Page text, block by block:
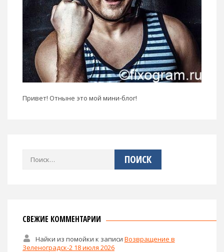
Привет! Отныне это мой мини-блог!
Найти:
СВЕЖИЕ КОММЕНТАРИИ
Найки из помойки к записи Возвращение в
Зеленоградск-2 18 июля 2026